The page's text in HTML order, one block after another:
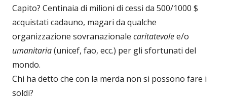
Capito? Centinaia di milioni di cessi da 500/1000 $
acquistati cadauno, magari da qualche
organizzazione sovranazionale caritatevolee/o
umanitaria(unicef, fao, ecc.) per gli sfortunati del
mondo.
Chi ha detto che con la merda non si possono fare i
soldi?